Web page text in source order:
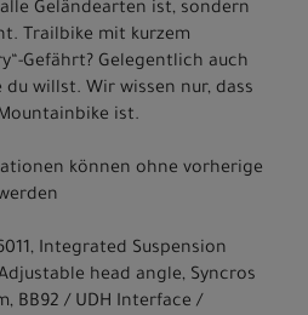
Geländearten ist, sondern
Trailbike mit kurzem
Gefährt? Gelegentlich auch
du willst. Wir wissen nur, dass
ist.
können ohne vorherige
Integrated Suspension
head angle, Syncros
BB92 / UDH Interface /